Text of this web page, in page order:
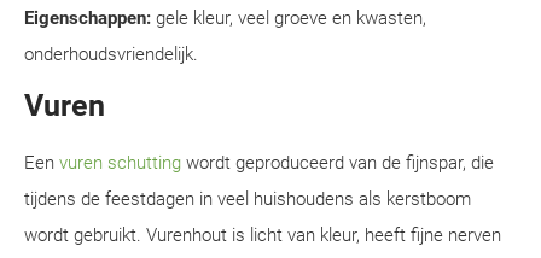
Eigenschappen: gele kleur, veel groeve en kwasten,
onderhoudsvriendelijk.
Vuren
Een vuren schutting wordt geproduceerd van de fijnspar, die
tijdens de feestdagen in veel huishoudens als kerstboom
wordt gebruikt. Vurenhout is licht van kleur, heeft fijne nerven